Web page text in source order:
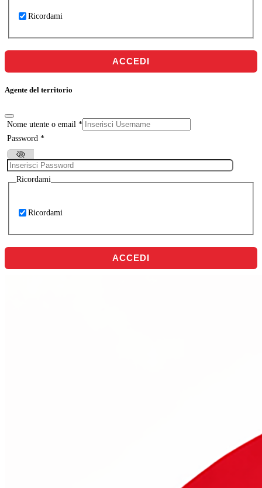
Ricordami
ACCEDI
Agente del territorio
Nome utente o email *
Password *
Ricordami
Ricordami
ACCEDI